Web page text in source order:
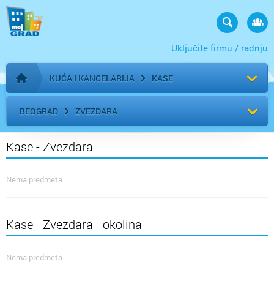
Uključite firmu / radnju
Početna stranica
KUĆA I KANCELARIJA KASE
BEOGRAD ZVEZDARA
Kase - Zvezdara
Nema predmeta
Kase - Zvezdara - okolina
Nema predmeta